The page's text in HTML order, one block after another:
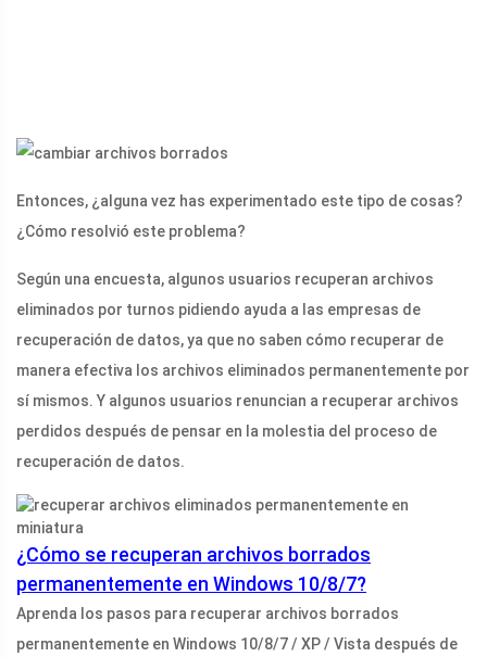
Entonces, ¿alguna vez has experimentado este tipo de cosas?
¿Cómo resolvió este problema?
Según una encuesta, algunos usuarios recuperan archivos
eliminados por turnos pidiendo ayuda a las empresas de
recuperación de datos, ya que no saben cómo recuperar de
manera efectiva los archivos eliminados permanentemente por
sí mismos. Y algunos usuarios renuncian a recuperar archivos
perdidos después de pensar en la molestia del proceso de
recuperación de datos.
¿Cómo se recuperan archivos borrados
permanentemente en Windows 10/8/7?
Aprenda los pasos para recuperar archivos borrados
permanentemente en Windows 10/8/7 / XP / Vista después de